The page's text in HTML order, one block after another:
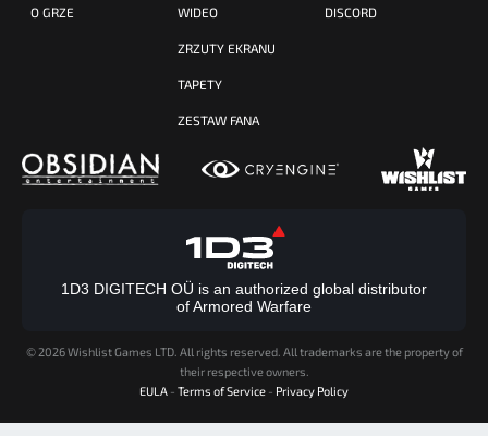
O GRZE WIDEO
ZRZUTY EKRANU
TAPETY
ZESTAW FANA
DISCORD
1D3 DIGITECH OÜ is an authorized global distributor
of Armored Warfare
© 2026 Wishlist Games LTD. All rights reserved. All trademarks are the property of
their respective owners.
EULA - Terms of Service - Privacy Policy